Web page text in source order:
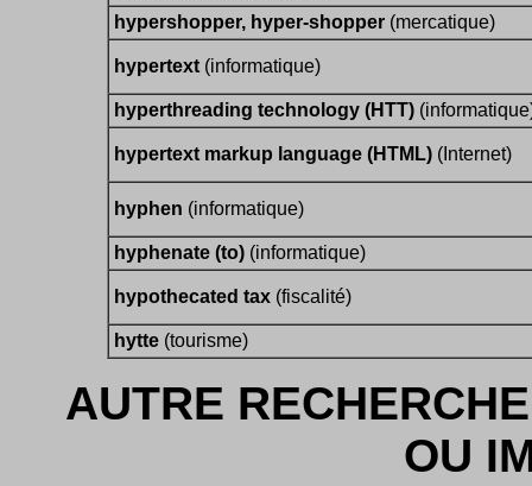
hypershopper, hyper-shopper (mercatique)
hypertext (informatique)
hyperthreading technology (HTT)
hypertext markup language (HTML) (Internet)
hyphen (informatique)
hyphenate (to) (informatique)
hypothecated tax (fiscalité)
hytte (tourisme)
AUTRE
OU